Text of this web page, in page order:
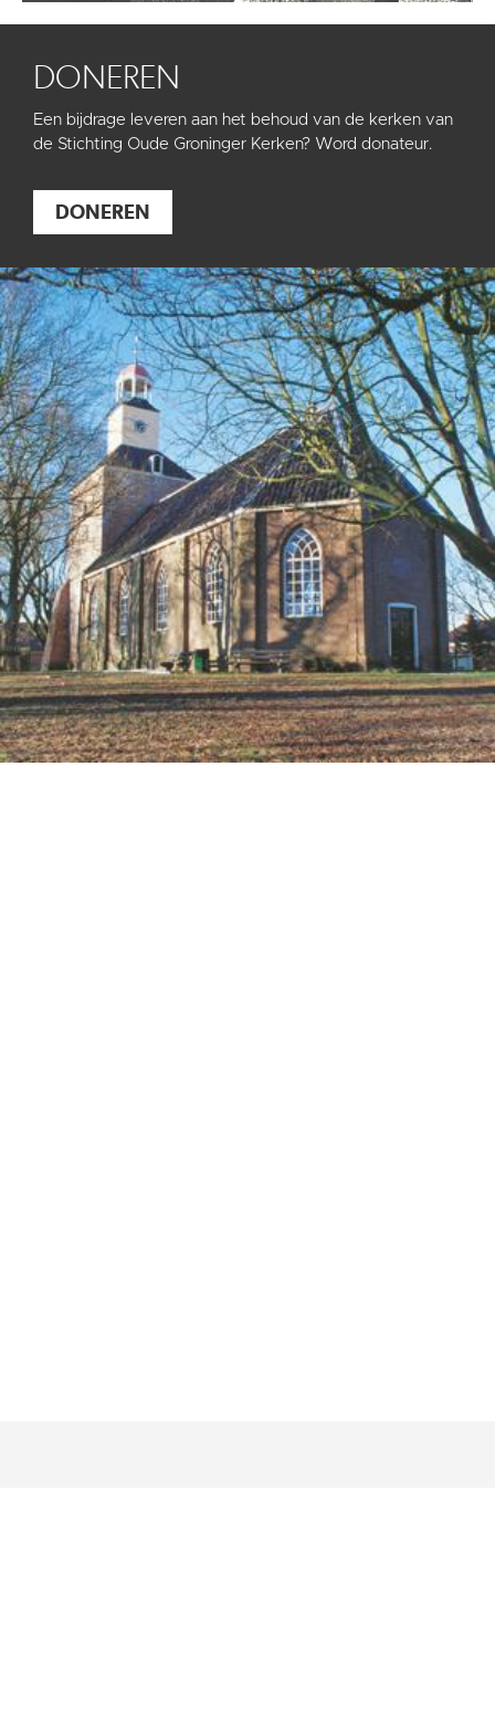
DONEREN
Een bijdrage leveren aan het behoud van de kerken van
de Stichting Oude Groninger Kerken? Word donateur.
DONEREN